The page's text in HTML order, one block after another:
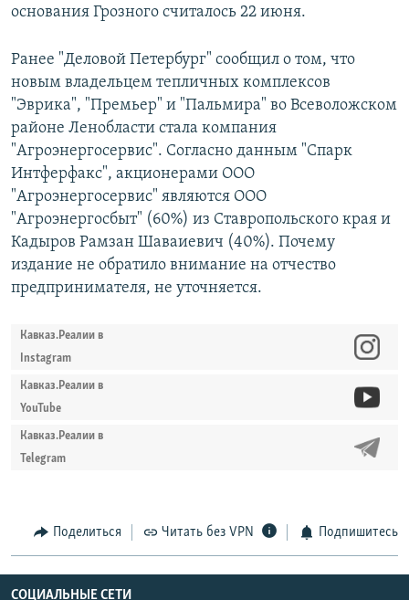
основания Грозного считалось 22 июня.
Ранее "Деловой Петербург" сообщил о том, что
новым владельцем тепличных комплексов
"Эврика", "Премьер" и "Пальмира" во Всеволожском
районе Ленобласти стала компания
"Агроэнергосервис". Согласно данным "Спарк
Интферфакс", акционерами ООО
"Агроэнергосервис" являются ООО
"Агроэнергосбыт" (60%) из Ставропольского края и
Кадыров Рамзан Шаваиевич (40%). Почему
издание не обратило внимание на отчество
предпринимателя, не уточняется.
Кавказ.Реалии в
Instagram
Кавказ.Реалии в
YouTube
Кавказ.Реалии в
Telegram
Поделиться Читать без VPN Подпишитесь
СОЦИАЛЬНЫЕ СЕТИ